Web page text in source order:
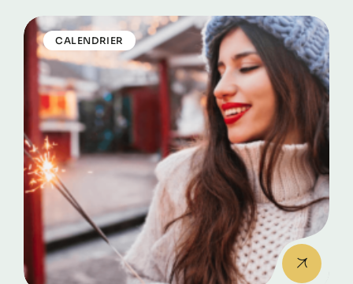
CALENDRIER